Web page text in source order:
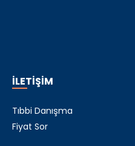
İLETİŞİM
Tıbbi Danışma
Fiyat Sor